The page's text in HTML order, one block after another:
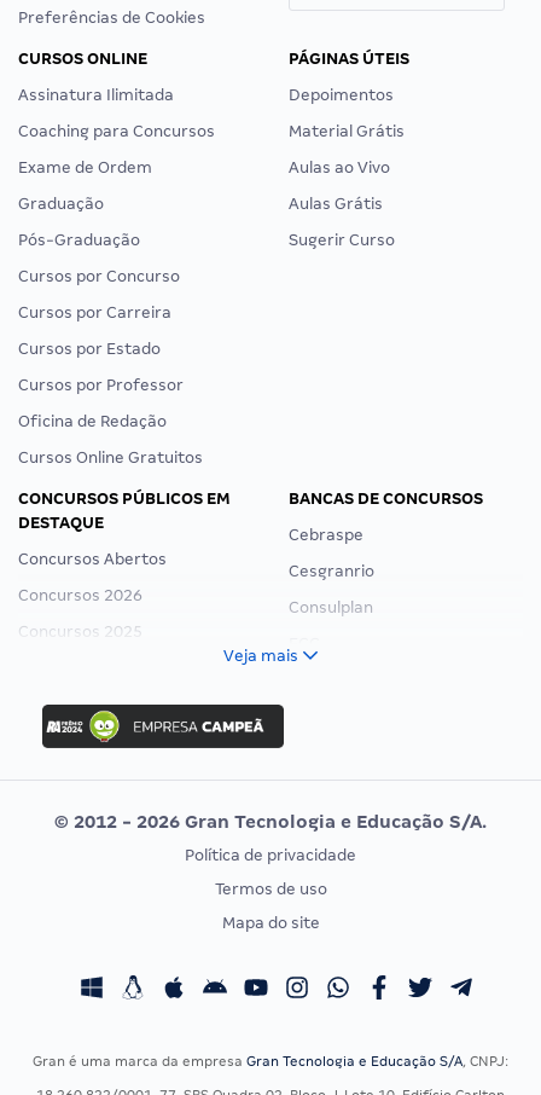
Preferências de Cookies
CURSOS ONLINE
Assinatura Ilimitada
Coaching para Concursos
Exame de Ordem
Graduação
Pós-Graduação
Cursos por Concurso
Cursos por Carreira
Cursos por Estado
Cursos por Professor
Oficina de Redação
Cursos Online Gratuitos
PÁGINAS ÚTEIS
Depoimentos
Material Grátis
Aulas ao Vivo
Aulas Grátis
Sugerir Curso
CONCURSOS PÚBLICOS EM
DESTAQUE
Concursos Abertos
Concursos 2026
Concursos 2025
Concurso Ibama
Concurso MPU
Editais publicados
BANCAS DE CONCURSOS
Cebraspe
Cesgranrio
Consulplan
Vunesp
CONCURSOS POR PROFISSÃO
Concursos Fiscais
EXAME DE ORDEM
Calendário OAB
Veja mais
© 2012 - 2026 Gran Tecnologia e Educação S/A.
Política de privacidade
Termos de uso
Mapa do site
Gran é uma marca da empresa Gran Tecnologia e Educação S/A, CNPJ: